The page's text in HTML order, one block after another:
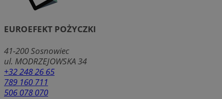
EUROEFEKT POŻYCZKI
41-200Sosnowiec
ul. MODRZEJOWSKA 34
+32 248 26 65
789 160 711
506 078 070